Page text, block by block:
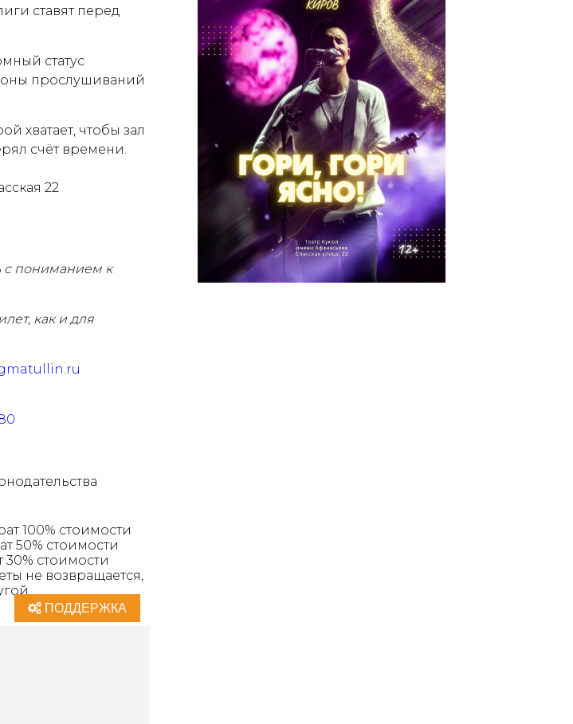
ставят перед
статус
прослушиваний
хватает, чтобы зал
счёт времени.
22
с пониманием к
как и для
100% стоимости
50% стоимости
30% стоимости
не возвращается,
ПОДДЕРЖКА
для подтверждения